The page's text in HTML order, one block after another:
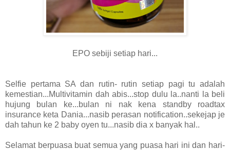
EPO sebiji setiap hari...
Selfie pertama SA dan rutin- rutin setiap pagi tu adalah
kemestian...Multivitamin dah abis...stop dulu la..nanti la beli
hujung bulan ke...bulan ni nak kena standby roadtax
insurance keta Dania...nasib perasan notification..sekejap je
dah tahun ke 2 baby oyen tu...nasib dia x banyak hal..
Selamat berpuasa buat semua yang puasa hari ini dan hari-